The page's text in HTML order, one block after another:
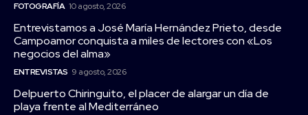
FOTOGRAFÍA 10 agosto, 2026
Entrevistamos a José María Hernández Prieto, desde
Campoamor conquista a miles de lectores con «Los
negocios del alma»
ENTREVISTAS 9 agosto, 2026
Delpuerto Chiringuito, el placer de alargar un día de
playa frente al Mediterráneo